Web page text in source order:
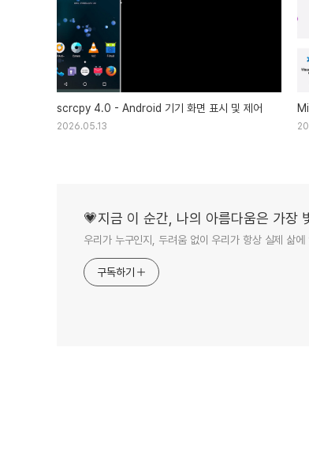
scrcpy 4.0 - Android 기기 화면 표시 및 제어
2026.05.13
💗지금 이 순간, 나의 아름다움은 가장
우리가 누구인지, 두려움 없이 우리가 항상 실제 삶
구독하기